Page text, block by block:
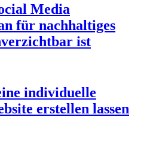
Media
für nachhaltiges
ist
individuelle
erstellen lassen